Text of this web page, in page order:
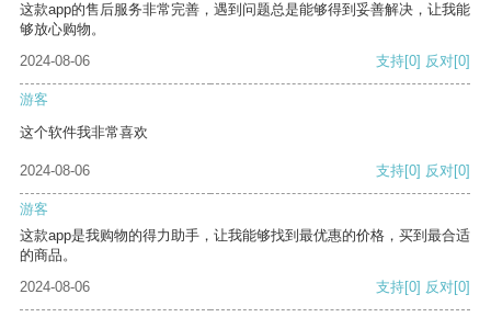
这款app的售后服务非常完善，遇到问题总是能够得到妥善解决，让我能
够放心购物。
2024-08-06
支持[0] 反对[0]
游客
这个软件我非常喜欢
2024-08-06 支持[0] 反对[0]
游客
这款app是我购物的得力助手，让我能够找到最优惠的价格，买到最合适
的商品。
2024-08-06
支持[0] 反对[0]